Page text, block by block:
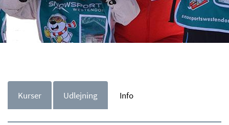
Kurser Udlejning Info